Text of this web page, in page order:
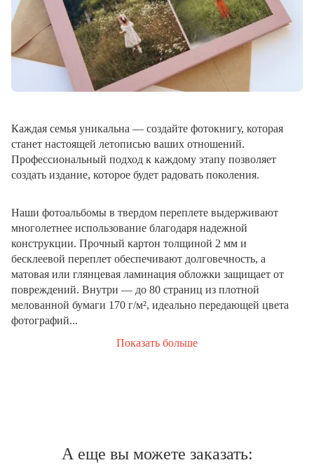
Каждая семья уникальна — создайте фотокнигу, которая
станет настоящей летописью ваших отношений.
Профессиональный подход к каждому этапу позволяет
создать издание, которое будет радовать поколения.
Наши фотоальбомы в твердом переплете выдерживают
многолетнее использование благодаря надежной
конструкции. Прочный картон толщиной 2 мм и
бесклеевой переплет обеспечивают долговечность, а
матовая или глянцевая ламинация обложки защищает от
повреждений. Внутри — до 80 страниц из плотной
мелованной бумаги 170 г/м², идеально передающей цвета
фотографий...
Показать больше
А еще вы можете заказать: